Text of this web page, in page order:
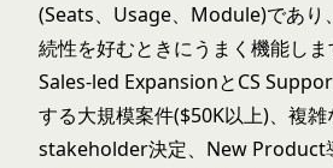
(Seats、Usage、Module)であり
続性を好むときにうまく機能しま
Sales-led ExpansionとCS
する大規模案件($50K以上)、複
stakeholder決定、New Product